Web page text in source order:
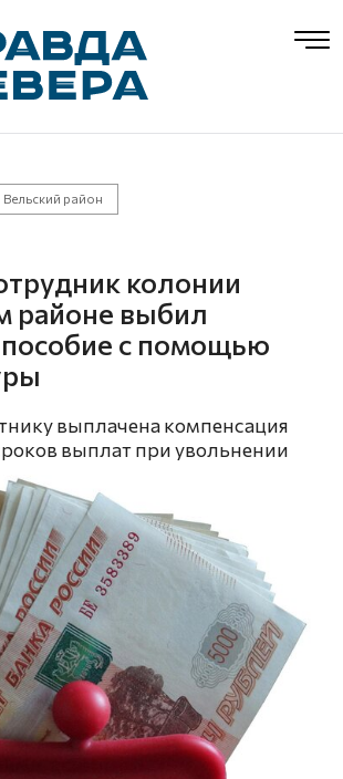
Вельский район
колонии
районе выбил
с помощью
выплачена компенсация
выплат при увольнении